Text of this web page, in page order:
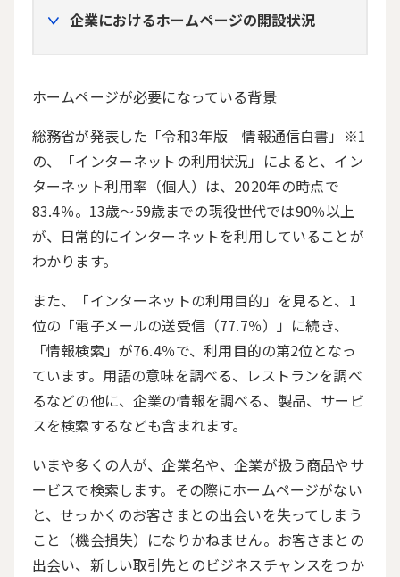
企業におけるホームページの開設状況
ホームページが必要になっている背景
総務省が発表した「令和3年版 情報通信白書」※1
の、「インターネットの利用状況」によると、イン
ターネット利用率（個人）は、 2020年の時点で
83.4％。 13歳～59歳までの現役世代では90％以上
が、日常的にインターネットを利用していることが
わかります。
また、「インターネットの利用目的」を見ると、 1
位の「電子メールの送受信（77.7％）」に続き、
「情報検索」が76.4％で、利用目的の第2位となっ
ています。用語の意味を調べる、レストランを調べ
るなどの他に、企業の情報を調べる、製品、サービ
スを検索するなども含まれます。
いまや多くの人が、企業名や、企業が扱う商品やサ
ービスで検索します。その際にホームページがない
と、せっかくのお客さまとの出会いを失ってしまう
こと（機会損失）になりかねません。お客さまとの
出会い、新しい取引先とのビジネスチャンスをつか